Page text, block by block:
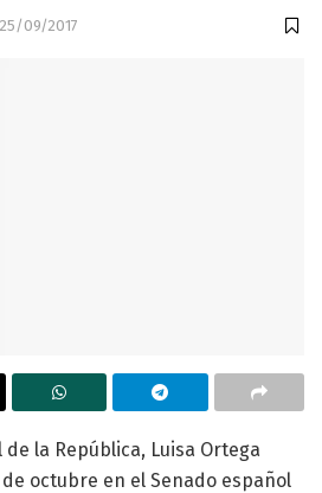
25/09/2017
la República, Luisa Ortega
octubre en el Senado español